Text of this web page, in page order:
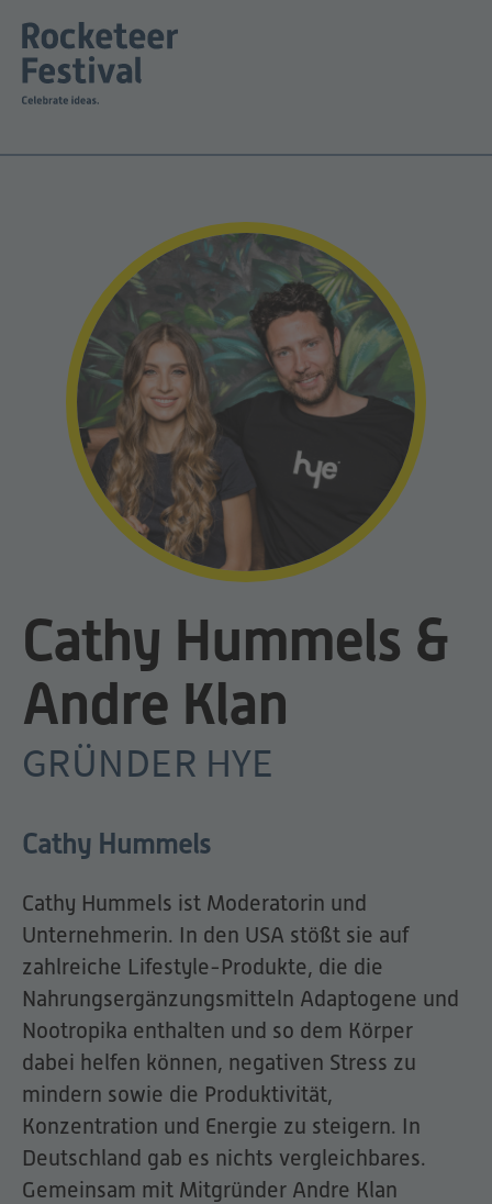
Cathy Hummels &
Andre Klan
GRÜNDER HYE
Cathy Hummels
Cathy Hummels ist Moderatorin und
Unternehmerin. In den USA stößt sie auf
zahlreiche Lifestyle-Produkte, die die
Nahrungsergänzungsmitteln Adaptogene und
Nootropika enthalten und so dem Körper
dabei helfen können, negativen Stress zu
mindern sowie die Produktivität,
Konzentration und Energie zu steigern. In
Deutschland gab es nichts vergleichbares.
Gemeinsam mit Mitgründer Andre Klan